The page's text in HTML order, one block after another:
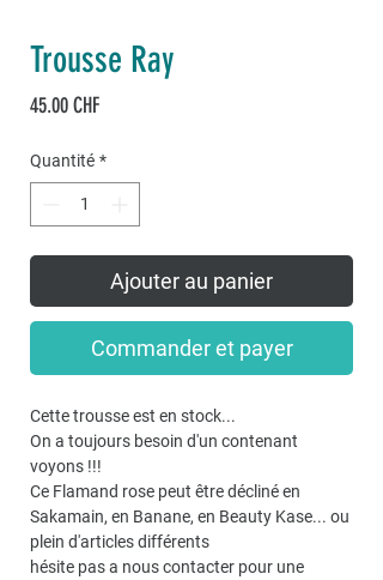
Trousse Ray
45.00 CHFPrix
Quantité *
Ajouter au panier
Commander et payer
Cette trousse est en stock...
On a toujours besoin d'un contenant
voyons !!!
Ce Flamand rose peut être décliné en
Sakamain, en Banane, en Beauty Kase... ou
plein d'articles différents
hésite pas a nous contacter pour une